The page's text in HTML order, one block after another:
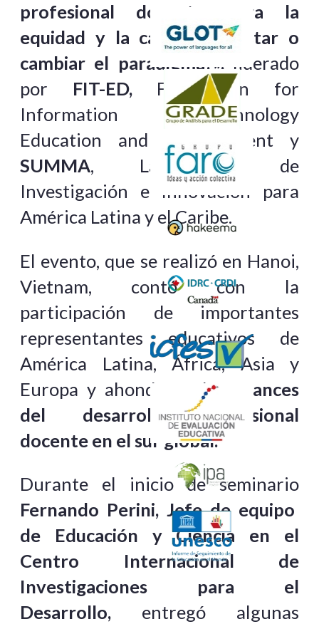
profesional docente para la
equidad y la calidad: ¿Ajustar o
cambiar el paradigma?», liderado
por FIT-ED,Foundation for
Information Technology
Education and Development y
SUMMA, Laboratorio de
Investigación e Innovación para
América Latina y el Caribe.
El evento, que se realizó en Hanoi,
Vietnam, contó con la
participación de importantes
representantes educativos de
América Latina, África, Asia y
Europa y ahondó en los
avances
del desarrollo profesional
docente en el sur global.
Durante el inicio de seminario
Fernando Perini, Jefe de equipo
de Educación y Ciencia en el
Centro Internacional de
Investigaciones para el
Desarrollo, entregó algunas